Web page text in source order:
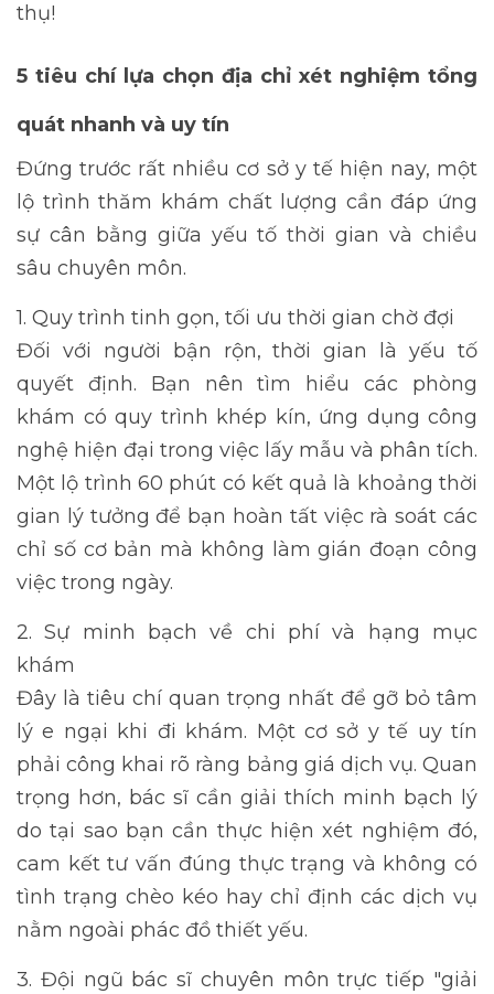
thụ!
5 tiêu chí lựa chọn địa chỉ xét nghiệm tổng
quát nhanh và uy tín
Đứng trước rất nhiều cơ sở y tế hiện nay, một
lộ trình thăm khám chất lượng cần đáp ứng
sự cân bằng giữa yếu tố thời gian và chiều
sâu chuyên môn.
1. Quy trình tinh gọn, tối ưu thời gian chờ đợi
Đối với người bận rộn, thời gian là yếu tố
quyết định. Bạn nên tìm hiểu các phòng
khám có quy trình khép kín, ứng dụng công
nghệ hiện đại trong việc lấy mẫu và phân tích.
Một lộ trình 60 phút có kết quả là khoảng thời
gian lý tưởng để bạn hoàn tất việc rà soát các
chỉ số cơ bản mà không làm gián đoạn công
việc trong ngày.
2. Sự minh bạch về chi phí và hạng mục
khám
Đây là tiêu chí quan trọng nhất để gỡ bỏ tâm
lý e ngại khi đi khám. Một cơ sở y tế uy tín
phải công khai rõ ràng bảng giá dịch vụ. Quan
trọng hơn, bác sĩ cần giải thích minh bạch lý
do tại sao bạn cần thực hiện xét nghiệm đó,
cam kết tư vấn đúng thực trạng và không có
tình trạng chèo kéo hay chỉ định các dịch vụ
nằm ngoài phác đồ thiết yếu.
3. Đội ngũ bác sĩ chuyên môn trực tiếp "giải